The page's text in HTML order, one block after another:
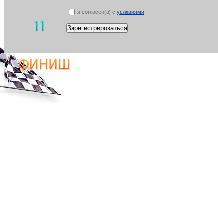
я согласен(а) с условиями
Зарегистрироваться